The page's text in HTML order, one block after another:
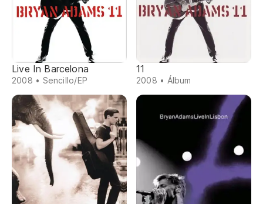
Live In Barcelona
2008 • Sencillo/EP
11
2008 • Álbum